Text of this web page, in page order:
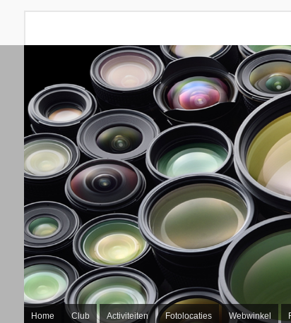
Home Club Activiteiten Fotolocaties Webwinkel